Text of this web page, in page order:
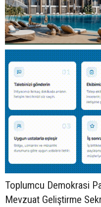
Toplumcu Demokrasi
Mevzuat Geliştirme